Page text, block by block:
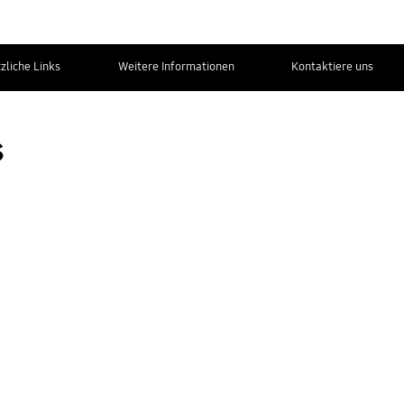
Links Weitere Informationen Kontaktiere uns